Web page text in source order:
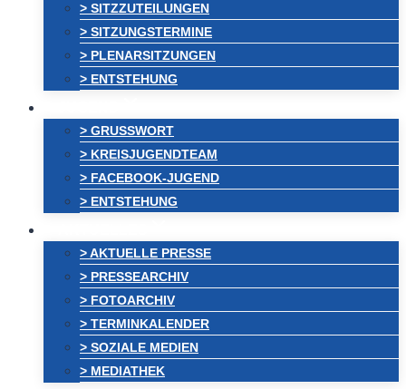
> SITZZUTEILUNGEN
> SITZUNGSTERMINE
> PLENARSITZUNGEN
> ENTSTEHUNG
> GRUSSWORT
> KREISJUGENDTEAM
> FACEBOOK-JUGEND
> ENTSTEHUNG
> AKTUELLE PRESSE
> PRESSEARCHIV
> FOTOARCHIV
> TERMINKALENDER
> SOZIALE MEDIEN
> MEDIATHEK